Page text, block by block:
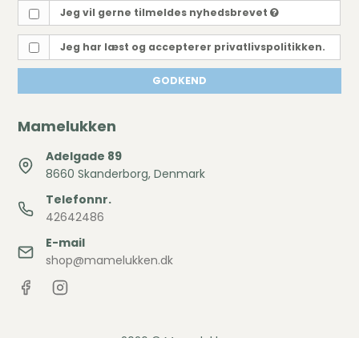
Jeg vil gerne tilmeldes nyhedsbrevet
Jeg har læst og accepterer privatlivspolitikken.
GODKEND
Mamelukken
Adelgade 89
8660 Skanderborg, Denmark
Telefonnr.
42642486
E-mail
shop@mamelukken.dk